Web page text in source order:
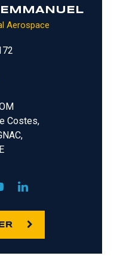
EMMANUEL
Aerospace
Costes,